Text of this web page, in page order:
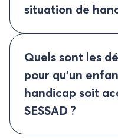
situation de
Quels sont les
pour qu’un
handicap soit
SESSAD ?